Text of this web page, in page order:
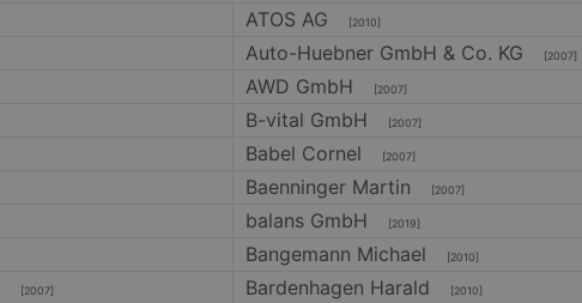
ATOS AG [2010]
Auto-Huebner GmbH & Co. KG [2007]
AWD GmbH [2007]
B-vital GmbH [2007]
Babel Cornel [2007]
Baenninger Martin [2007]
balans GmbH [2019]
Bangemann Michael [2010]
[2007] Bardenhagen Harald [2010]